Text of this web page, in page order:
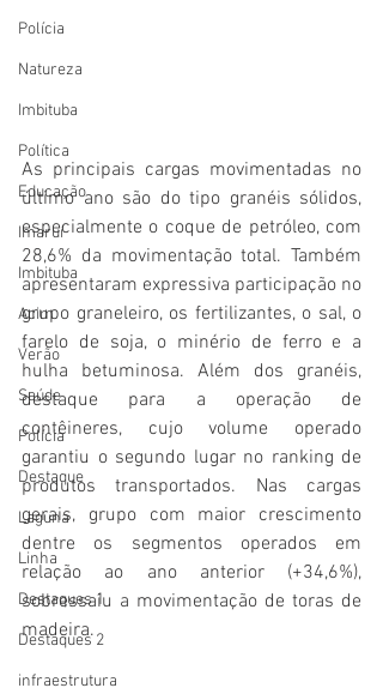
Polícia
Natureza
Imbituba
Política
Educação
Imaruí
Imbituba
Acim
Verão
Saúde
Polícia
Destaque
Laguna
Linha
Destaques 1
Destaques 2
infraestrutura
As principais cargas movimentadas no
último ano são do tipo granéis sólidos,
especialmente o coque de petróleo, com
28,6% da movimentação total. Também
apresentaram expressiva participação no
grupo graneleiro, os fertilizantes, o sal, o
farelo de soja, o minério de ferro e a
hulha betuminosa. Além dos granéis,
destaque para a operação de
contêineres, cujo volume operado
garantiu o segundo lugar no ranking de
produtos transportados. Nas cargas
gerais, grupo com maior crescimento
dentre os segmentos operados em
relação ao ano anterior (+34,6%),
sobressaiu a movimentação de toras de
madeira.